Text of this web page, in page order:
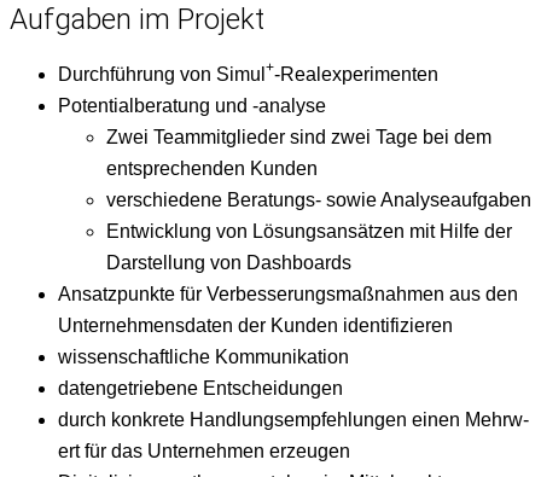
Aufgaben im Projekt
Durch­führung von Simul +-Real­ex­per­i­menten
Poten­tial­ber­atung und ‑analyse
Zwei Team­mit­glieder sind zwei Tage bei dem
entsprechen­den Kunden
ver­schiedene Beratungs- sowie Analyseaufgaben
Entwick­lung von Lösungsan­sätzen mit Hil­fe der
Darstel­lung von Dashboards
Ansatzpunk­te für Verbesserungs­maß­nah­men aus den
Unternehmens­dat­en der Kun­den identifizieren
wis­senschaftliche Kommunikation
datengetriebene Entschei­dun­gen
durch konkrete Hand­lungsempfehlun­gen einen Mehrw­
ert für das Unternehmen erzeugen